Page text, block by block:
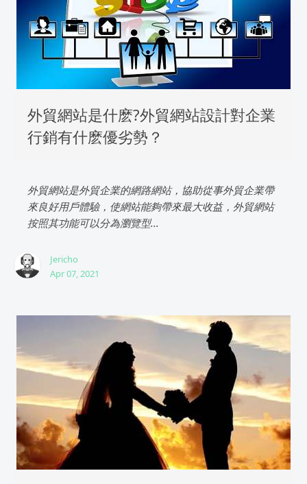
外貿網站是什麽?外貿網站設計對企業
行銷有什麽優劣勢？
外貿網站是外貿企業的網路網站，協助從事外貿企業帶
來良好用戶體驗，使網站能夠帶來最大收益，外貿網站
按照其功能可以分為瀏覽型...
Jericho
Apr 07, 2021